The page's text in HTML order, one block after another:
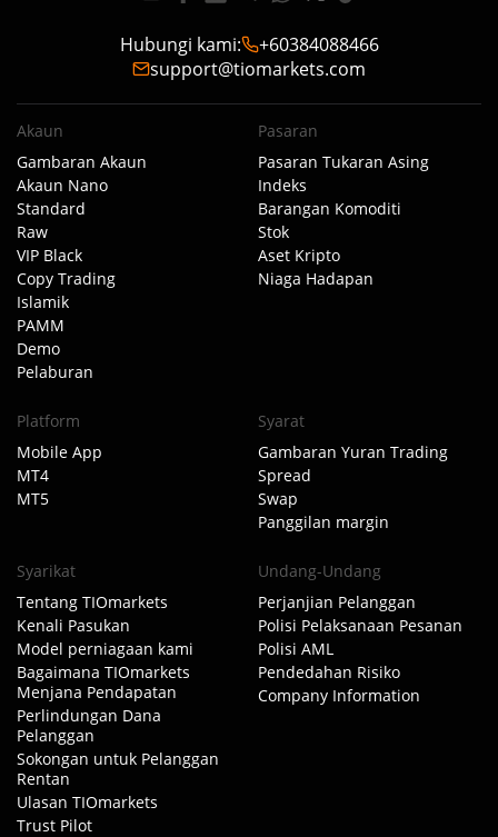
Hubungi kami:
+60384088466
support@tiomarkets.com
Akaun
Gambaran Akaun
Akaun Nano
Standard
Raw
VIP Black
Copy Trading
Islamik
PAMM
Demo
Pelaburan
Pasaran
Pasaran Tukaran Asing
Indeks
Barangan Komoditi
Stok
Aset Kripto
Niaga Hadapan
Platform
Mobile App
MT4
MT5
Syarat
Gambaran Yuran Trading
Spread
Swap
Panggilan margin
Syarikat
Tentang TIOmarkets
Kenali Pasukan
Model perniagaan kami
Bagaimana TIOmarkets
Menjana Pendapatan
Perlindungan Dana
Pelanggan
Sokongan untuk Pelanggan
Rentan
Ulasan TIOmarkets
Trust Pilot
Undang-Undang
Perjanjian Pelanggan
Polisi Pelaksanaan Pesanan
Polisi AML
Pendedahan Risiko
Company Information